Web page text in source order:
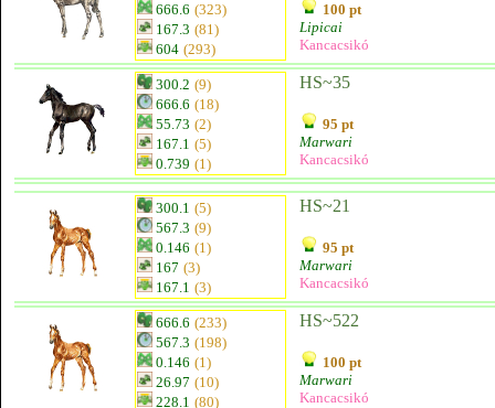
666.6 (323)
167.3 (81)
604 (293)
100 pt
Lipicai
Kancacsikó
300.2 (9)
666.6 (18)
55.73 (2)
167.1 (5)
0.739 (1)
HS~35
95 pt
Marwari
Kancacsikó
300.1 (5)
567.3 (9)
0.146 (1)
167 (3)
167.1 (3)
HS~21
95 pt
Marwari
Kancacsikó
666.6 (233)
567.3 (198)
0.146 (1)
26.97 (10)
228.1 (80)
HS~522
100 pt
Marwari
Kancacsikó